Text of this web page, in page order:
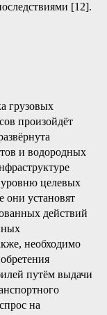
[12].
грузовых
произойдёт
и водородных
уровню целевых
они установят
действий
необходимо
путём выдачи
на